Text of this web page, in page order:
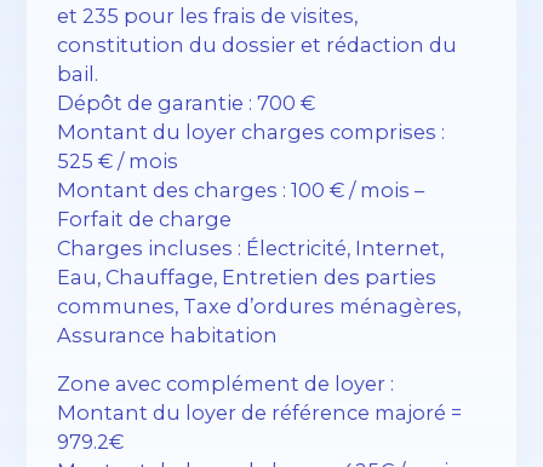
et 235 pour les frais de visites,
constitution du dossier et rédaction du
bail.
Dépôt de garantie : 700 €
Montant du loyer charges comprises :
525 € / mois
Montant des charges : 100 € / mois –
Forfait de charge
Charges incluses : Électricité, Internet,
Eau, Chauffage, Entretien des parties
communes, Taxe d’ordures ménagères,
Assurance habitation
Zone avec complément de loyer :
Montant du loyer de référence majoré =
979.2€